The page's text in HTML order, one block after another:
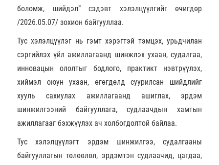
боломж, шийдэл” сэдэвт хэлэлцүүлгийг өчигдөр
/2026.05.07/ зохион байгууллаа.
Тус хэлэлцүүлэг нь гэмт хэрэгтэй тэмцэх, урьдчилан
сэргийлэх үйл ажиллагаанд шинжлэх ухаан, судалгаа,
инновацын ололтыг бодлого, практикт нэвтрүүлэх,
хиймэл оюун ухаан, өгөгдөлд суурилсан шийдлийг
хууль сахиулах ажиллагаанд ашиглах, эрдэм
шинжилгээний байгууллага, судлаачдын хамтын
ажиллагааг бэхжүүлэх ач холбогдолтой байлаа.
Тус хэлэлцүүлэгт эрдэм шинжилгээ, судалгааны
байгууллагын төлөөлөл, эрдэмтэн судлаачид, цагдаа,